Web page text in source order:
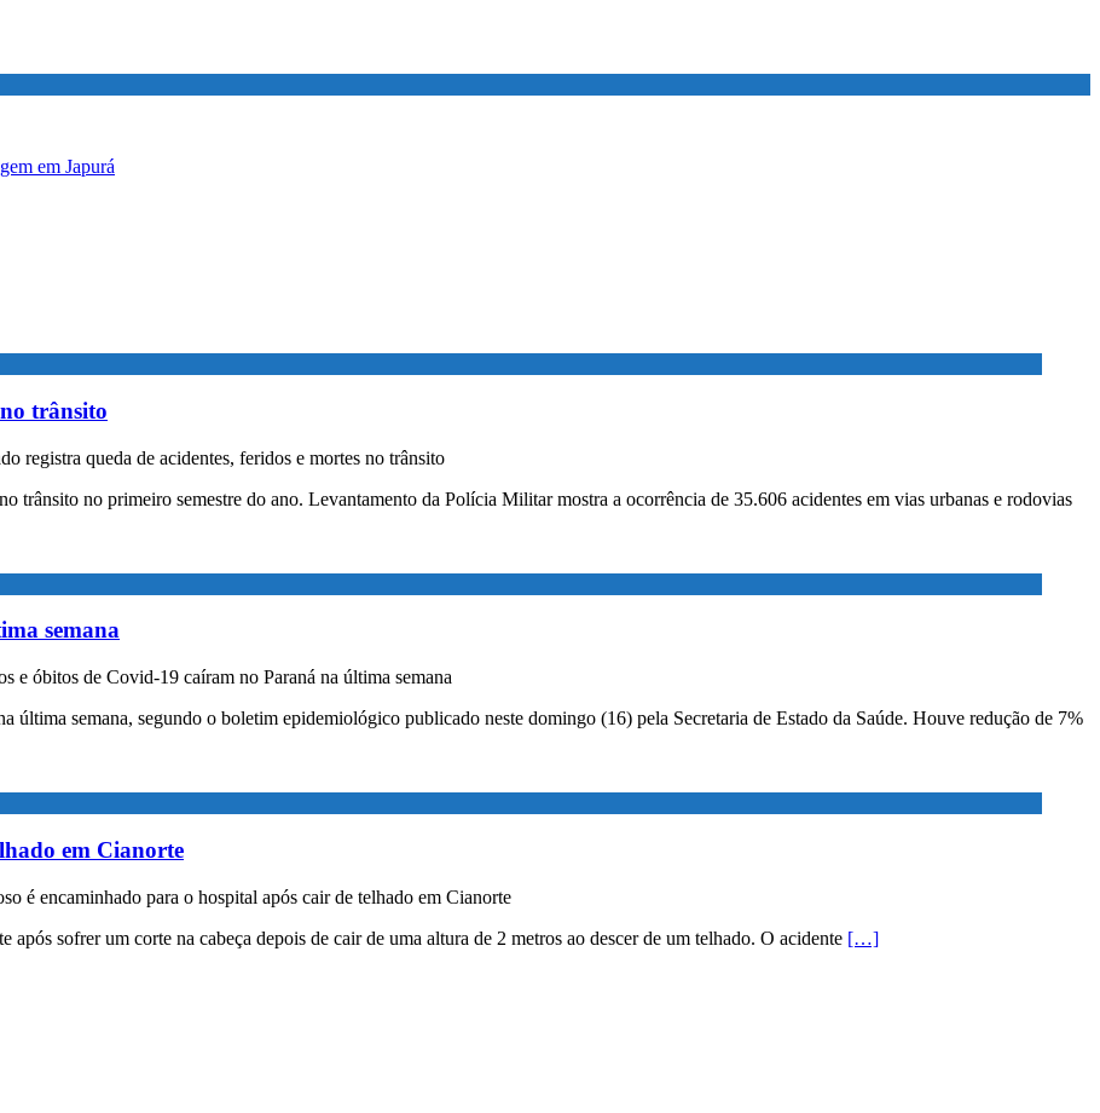
em Japurá
trânsito
registra queda de acidentes, feridos e mortes no trânsito
trânsito no primeiro semestre do ano. Levantamento da Polícia Militar mostra a ocorrência de 35.606 acidentes em vias urbanas e rodovias
semana
e óbitos de Covid-19 caíram no Paraná na última semana
última semana, segundo o boletim epidemiológico publicado neste domingo (16) pela Secretaria de Estado da Saúde. Houve redução de 7%
em Cianorte
é encaminhado para o hospital após cair de telhado em Cianorte
sofrer um corte na cabeça depois de cair de uma altura de 2 metros ao descer de um telhado. O acidente […]